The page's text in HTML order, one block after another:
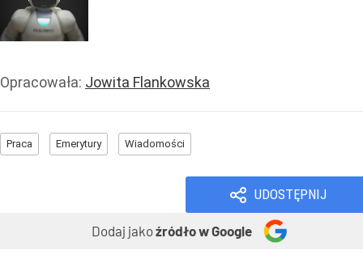
Opracowała: Jowita Flankowska
Praca Emerytury Wiadomości
UDOSTĘPNIJ
Dodaj jakoźródło w Google